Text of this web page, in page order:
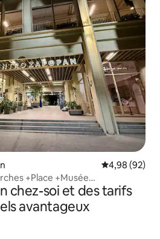
Évaluation
4,98 (92)
+Place +Musée
chez-soi et des tarifs
avantageux